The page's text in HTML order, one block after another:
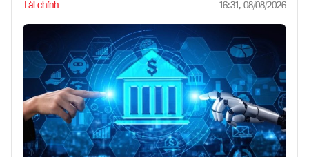
Tài chính 16:31, 08/08/2026